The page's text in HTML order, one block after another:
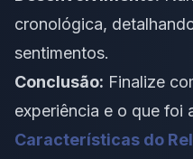
cronológica,
sentimentos.
Conclusão: Finalize
experiência e o que foi
Características do